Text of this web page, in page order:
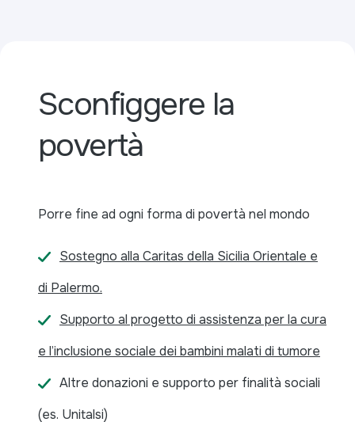
Sconfiggere la
povertà
Porre fine ad ogni forma di povertà nel mondo
Sostegno alla Caritas della Sicilia Orientale e
di Palermo.
Supporto al progetto di assistenza per la cura
e l’inclusione sociale dei bambini malati di tumore
Altre donazioni e supporto per finalità sociali
(es. Unitalsi)